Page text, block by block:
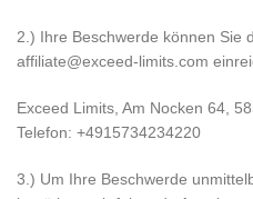
2.) Ihre Beschwerde können Sie
affiliate@exceed-limits.com
Exceed Limits, Am Nocken 64,
Telefon: +4915734234220
3.) Um Ihre Beschwerde